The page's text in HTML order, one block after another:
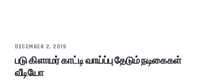
DECEMBER 2, 2019
படு கிளாமர் காட்டி வாய்ப்பு தேடும் நடிகைகள்
வீடியோ